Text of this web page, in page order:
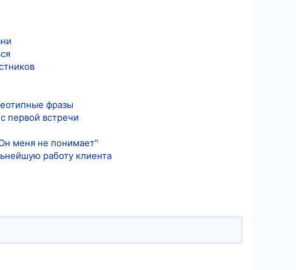
фразы
первой встречи
меня не понимает"
работу клиента